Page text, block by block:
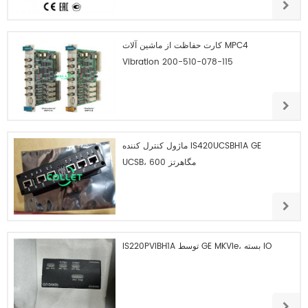
کارت حفاظت از ماشین آلات MPC4
Vibration 200-510-078-115
ماژول کنترل کننده IS420UCSBH1A GE
UCSB، 600 مگاهرتز
IS220PVIBH1A توسط GE MKVIe، بسته IO